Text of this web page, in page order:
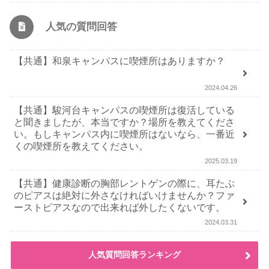
人気の質問回答
【共通】和泉キャンパスに喫煙所はありますか？
2024.04.26
【共通】駿河台キャンパスの喫煙所は復活している
と聞きましたが、本当ですか？場所を教えてくださ
い。もしキャンパス内に喫煙所はないなら、一番近
くの喫煙所を教えてください。
2025.03.19
【共通】健康診断の胸部レントゲンの際に、耳たぶ
のピアスは絶対に外さなければいけませんか？ファ
ーストピアスなので出来れば外したくないです。
2024.03.31
人気質問回答ランキング